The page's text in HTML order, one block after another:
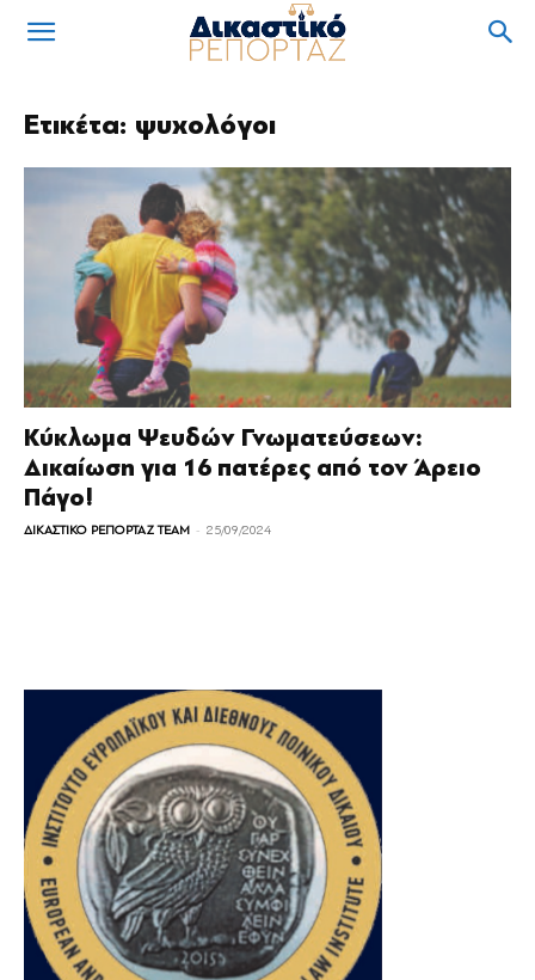
Ετικέτα: ψυχολόγοι
Kύκλωμα Ψευδών Γνωματεύσεων:
Δικαίωση για 16 πατέρες από τον Άρειο
Πάγο!
ΔΙΚΑΣΤΙΚΟ ΡΕΠΟΡΤΑΖ TEAM - 25/09/2024